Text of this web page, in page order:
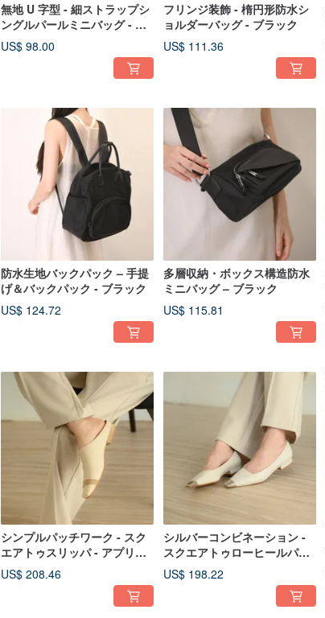
無地 U 字型 - 細ストラップシ
ングルパールミニバッグ - パ
ープル
US$ 98.00
フリンジ装飾 - 楕円形防水シ
ョルダーバッグ - ブラック
US$ 111.36
防水生地バックパック – 手提
げ＆バックパック - ブラック
US$ 124.72
多層収納・ボックス構造防水
ミニバッグ – ブラック
US$ 115.81
シンプルパッチワーク - スク
エアトゥスリッパ - アプリコ
ット
US$ 208.46
シルバーコンビネーション -
スクエアトゥローヒールパン
プス - ベージュ
US$ 198.22